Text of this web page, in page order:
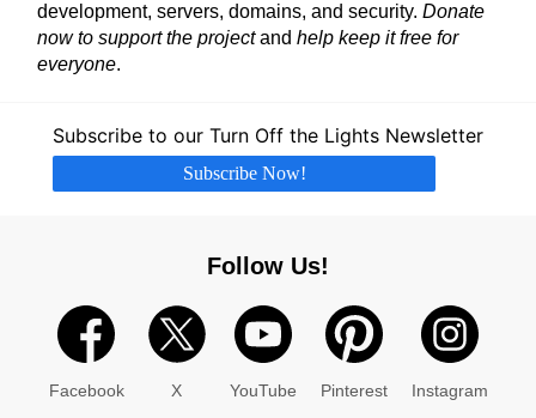
development, servers, domains, and security. Donate
now to support the projectand help keep it free for
everyone.
Subscribe to our Turn Off the Lights Newsletter
Subscribe Now!
Follow Us!
Facebook X YouTube Pinterest Instagram